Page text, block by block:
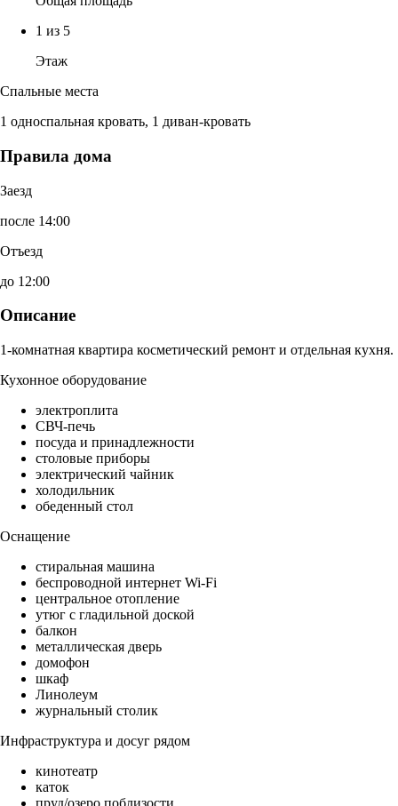
1 из 5
Этаж
Спальные места
1 односпальная кровать, 1 диван-кровать
Правила дома
Заезд
после 14:00
Отъезд
до 12:00
Описание
1-комнатная квартира косметический ремонт и отдельная кухня.
Кухонное оборудование
электроплита
СВЧ-печь
посуда и принадлежности
столовые приборы
электрический чайник
холодильник
обеденный стол
Оснащение
стиральная машина
беспроводной интернет Wi-Fi
центральное отопление
утюг с гладильной доской
балкон
металлическая дверь
домофон
шкаф
Линолеум
журнальный столик
Инфраструктура и досуг рядом
кинотеатр
каток
пруд/озеро поблизости